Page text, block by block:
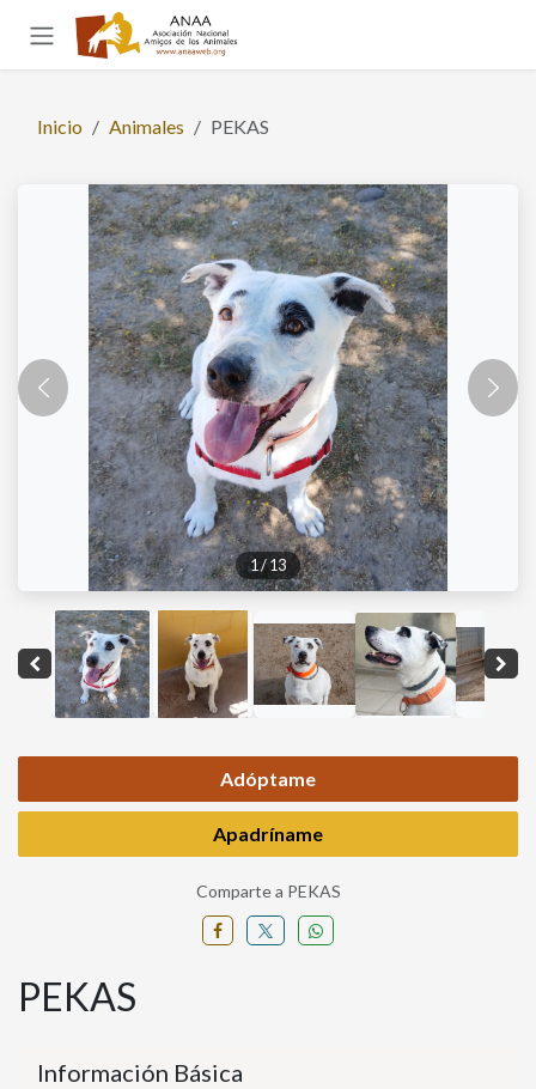
Ir al contenido
Inicio Animales PEKAS
Anterior
1/13
Adóptame
Apadríname
Comparte a PEKAS
PEKAS
Información Básica